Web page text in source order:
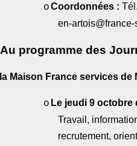
oCoordonnées :
en-
Au programme des
Maison France services de
o Le jeudi 9 octobre
Travail,
recrutement,